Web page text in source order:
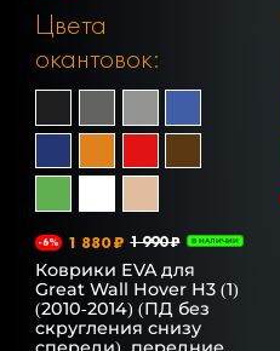
Цвета
окантовок:
-6% 1 880 ₽ 1 990 ₽ В НАЛИЧИИ
Коврики EVA для
Great Wall Hover H3 (1)
(2010-2014) (ПД без
скругления снизу